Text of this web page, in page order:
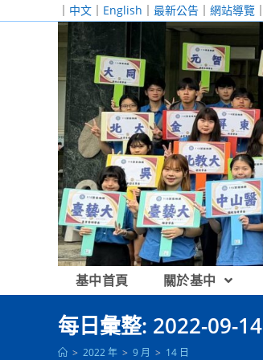
｜ 中文 ｜ English ｜ 最新公告 ｜ 網站導覽 ｜
基中首頁 關於基中
每日彙整: 2022-09-14
> 2022 年 > 9 月 > 14 日